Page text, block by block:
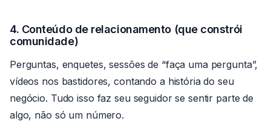
4. Conteúdo de relacionamento (que constrói
comunidade)
Perguntas, enquetes, sessões de “faça uma pergunta”,
vídeos nos bastidores, contando a história do seu
negócio. Tudo isso faz seu seguidor se sentir parte de
algo, não só um número.